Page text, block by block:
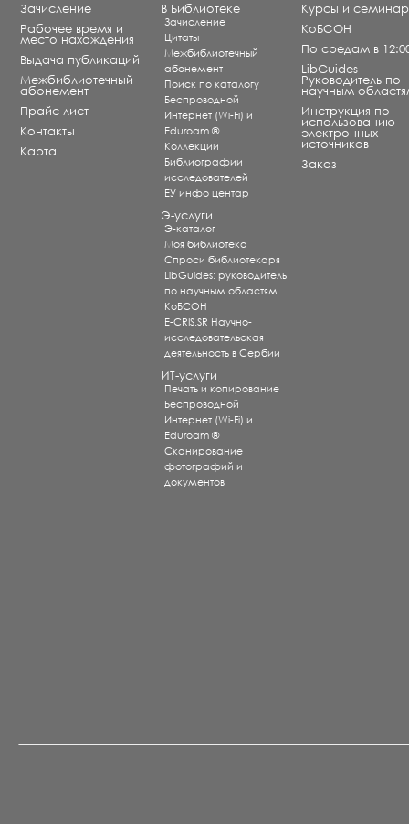
Зачисление
Рабочее время и
место нахождения
Выдача публикаций
Межбиблиотечный
абонемент
Прайс-лист
Контакты
Карта
В Библиотеке
Зачисление
Цитаты
Межбиблиотечный
абонемент
Поиск по каталогу
Беспроводной
Интернет (Wi-Fi) и
Eduroam ®
Коллекции
Библиографии
исследователей
ЕУ инфо центар
Э-услуги
Э-каталог
Моя библиотека
Спроси библиотекаря
LibGuides: руководитель
по научным областям
КоБСОН
E-CRIS.SR Научно-
исследовательская
деятельность в Сербии
ИТ-услуги
Печать и копирование
Беспроводной
Интернет (Wi-Fi) и
Eduroam ®
Сканирование
фотографий и
документов
Курсы и
КоБСОН
По средам в
LibGuides -
Руководитель по
научным
Инструкция по
использованию
электронных
источников
Заказ